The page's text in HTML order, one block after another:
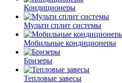
Кондиционеры
Мульти сплит системы
Мобильные кондиционеры
Бризеры
Тепловые завесы